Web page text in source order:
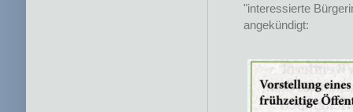
"interessierte
angekündigt: